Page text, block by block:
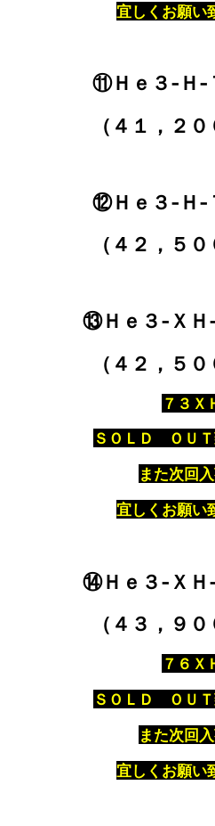
宜しくお願い
⑪Ｈｅ３‐Ｈ
（４１，２０
⑫Ｈｅ３‐Ｈ
（４２，５０
⑬Ｈｅ３‐Ｘ
（４２，５０
７３Ｘ
ＳＯＬＤ ＯＵＴ
また次回
宜しくお願い
⑭Ｈｅ３‐Ｘ
（４３，９０
７６Ｘ
ＳＯＬＤ ＯＵＴ
また次回
宜しくお願い